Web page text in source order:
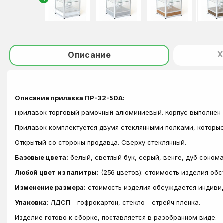
Описание
Описание прилавка ПР-32-50А:
Прилавок торговый рамочный алюминиевый. Корпус
Прилавок комплектуется двумя стеклянными полками,
Открытый со стороны продавца. Сверху стеклянный.
Базовые цвета: белый, светлый бук, серый, венге, дуб
Любой цвет из палитры: (256 цветов): стоимость изделия
Изменение размера: стоимость изделия обсуждается
Упаковка: ЛДСП - гофрокартон, стекло - стрейч пленка.
Изделие готово к сборке, поставляется в разобранном виде.